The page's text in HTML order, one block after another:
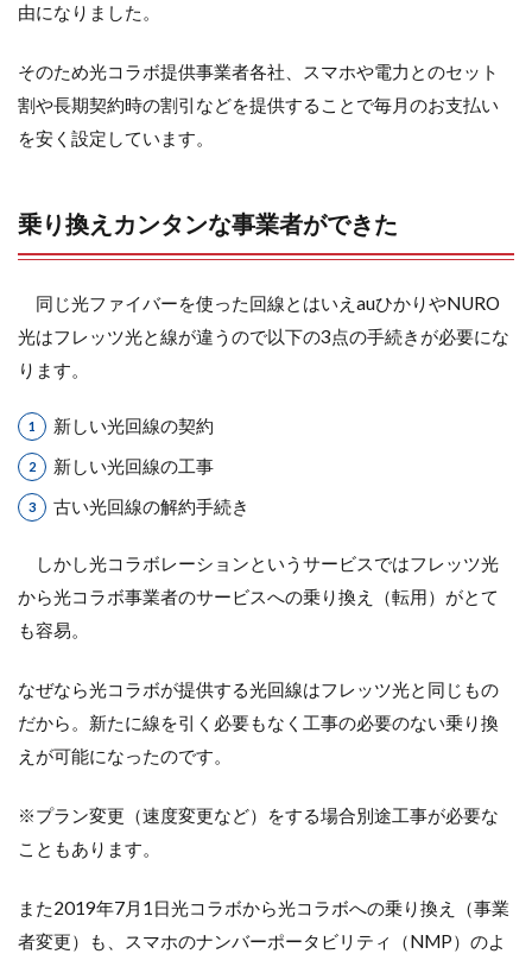
由になりました。
そのため光コラボ提供事業者各社、スマホや電力とのセット
割や長期契約時の割引などを提供することで毎月のお支払い
を安く設定しています。
乗り換えカンタンな事業者ができた
同じ光ファイバーを使った回線とはいえauひかりやNURO
光はフレッツ光と線が違うので以下の3点の手続きが必要にな
ります。
新しい光回線の契約
新しい光回線の工事
古い光回線の解約手続き
しかし光コラボレーションというサービスではフレッツ光
から光コラボ事業者のサービスへの乗り換え（転用）がとて
も容易。
なぜなら光コラボが提供する光回線はフレッツ光と同じもの
だから。新たに線を引く必要もなく工事の必要のない乗り換
えが可能になったのです。
※プラン変更（速度変更など）をする場合別途工事が必要な
こともあります。
また2019年7月1日光コラボから光コラボへの乗り換え（事業
者変更）も、スマホのナンバーポータビリティ（NMP）のよ